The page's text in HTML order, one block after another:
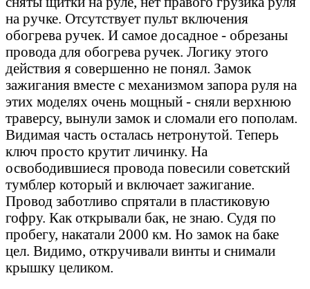
на ручке. Отсутствует пульт включения
обогрева ручек. И самое досадное - обрезаны
провода для обогрева ручек. Логику этого
действия я совершенно не понял. Замок
зажигания вместе с механизмом запора руля на
этих моделях очень мощный - сняли верхнюю
траверсу, вынули замок и сломали его пополам.
Видимая часть осталась нетронутой. Теперь
ключ просто крутит личинку. На
освободившиеся провода повесили советский
тумблер который и включает зажигание.
Провод заботливо спрятали в пластиковую
гофру. Как открывали бак, не знаю. Судя по
пробегу, накатали 2000 км. Но замок на баке
цел. Видимо, откручивали винты и снимали
крышку целиком.